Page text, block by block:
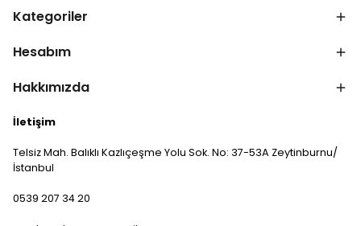
Kategoriler
Hesabım
Hakkımızda
İletişim
Telsiz Mah. Balıklı Kazlıçeşme Yolu Sok. No: 37-53A Zeytinburnu/
İstanbul
0539 207 34 20